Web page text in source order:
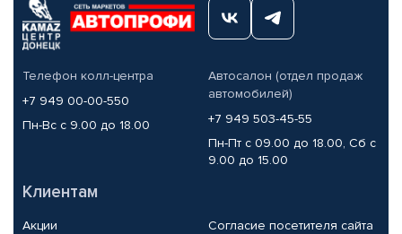
Телефон колл-центра
+7 949 00-00-550
Пн-Вс с 9.00 до 18.00
Автосалон (отдел продаж
автомобилей)
+7 949 503-45-55
Пн-Пт с 09.00 до 18.00, Сб с
9.00 до 15.00
Клиентам
Акции
Согласие посетителя сайта